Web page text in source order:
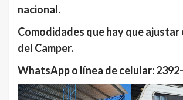
nacional.
Comodidades que hay que
del Camper.
WhatsApp o línea de celular: